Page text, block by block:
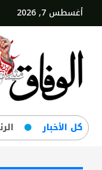
أغسطس 7, 2026
کل‌ الأخبار